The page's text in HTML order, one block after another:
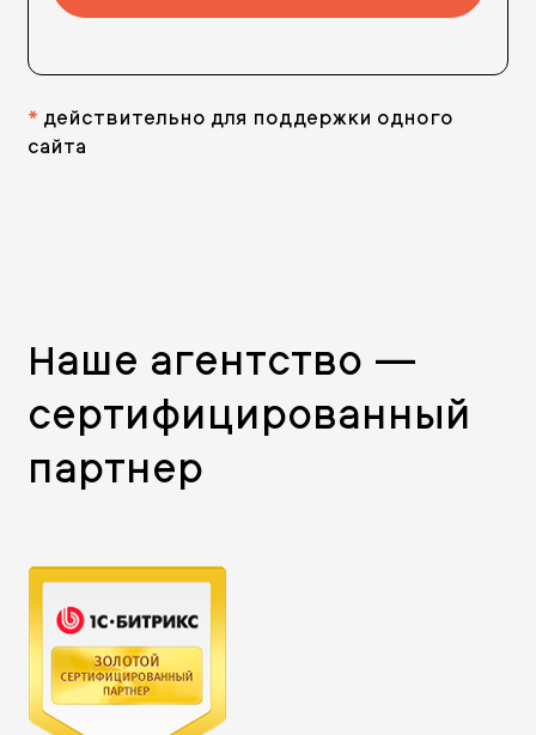
* действительно для поддержки одного
сайта
Наше агентство —
сертифицированный
партнер